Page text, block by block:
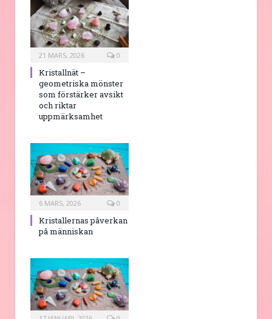
21 MARS, 2026 0
Kristallnät –
geometriska mönster
som förstärker avsikt
och riktar
uppmärksamhet
6 MARS, 2026 0
Kristallernas påverkan
på människan